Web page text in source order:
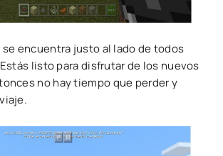
se encuentra justo al lado de todos
listo para disfrutar de los nuevos
no hay tiempo que perder y